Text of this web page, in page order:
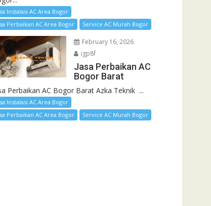
Instalasi AC Area Bogor
Perbaikan AC Area Bogor
Service AC Murah Bogor
February 16, 2026
igp8f
Jasa Perbaikan AC
Bogor Barat
Perbaikan AC Bogor Barat Azka Teknik ...
Instalasi AC Area Bogor
Perbaikan AC Area Bogor
Service AC Murah Bogor